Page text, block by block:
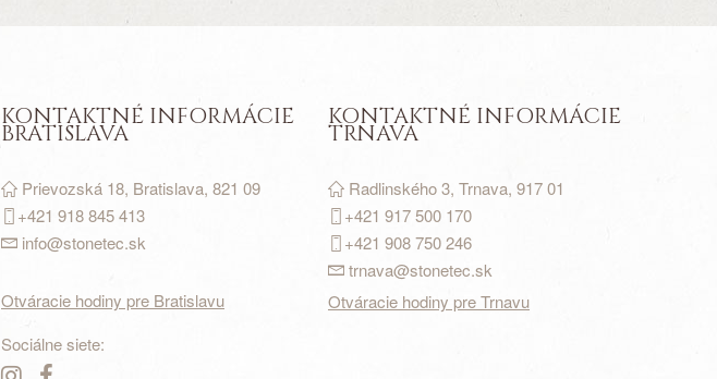
KONTAKTNÉ INFORMÁCIE
BRATISLAVA
Prievozská 18, Bratislava, 821 09
+421 918 845 413
info@stonetec.sk
Otváracie hodiny pre Bratislavu
Sociálne siete:
KONTAKTNÉ INFORMÁCIE
TRNAVA
Radlinského 3, Trnava, 917 01
+421 917500 170
+421 908 750 246
trnava@stonetec.sk
Otváracie hodiny pre Trnavu